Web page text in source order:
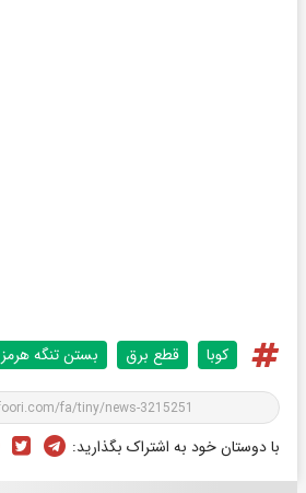
کوبا قطع برق بستن تنگه هرمز
با دوستان خود به اشتراک بگذارید: